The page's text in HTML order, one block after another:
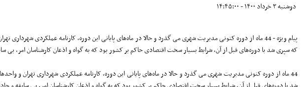
دوشنبه ۳ خرداد ۱۴۰۰ - ۱۴:۴۵:۰۰
پیام ویژه - 44 ماه از دوره کنونی مدیریت شهری می گذرد و حالا در ماه‌های پایانی این دوره، کارنامه عملکردی
که سپری شد با دوره‌های قبل از آن، شرایط بسیار سخت اقتصادی حاکم بر کشور بود که به گواه و اذعان کارشناسان امر، بی
44 ماه از دوره کنونی مدیریت شهری می گذرد و حالا در ماه‌های پایانی این دوره، کارنامه عملکردی شهرداری تهران و